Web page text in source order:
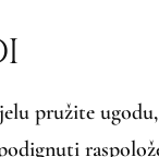
pružite ugodu,